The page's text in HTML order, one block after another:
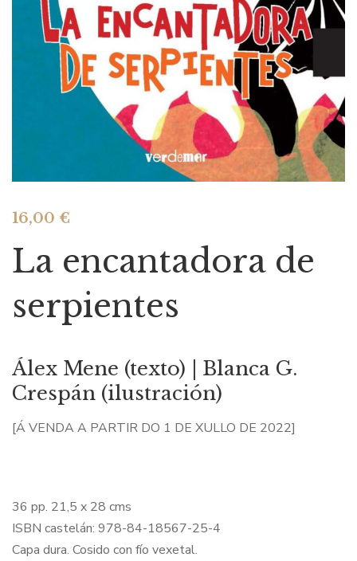
16,00 €
La encantadora de
serpientes
Álex Mene (texto) | Blanca G.
Crespán (ilustración)
[Á VENDA A PARTIR DO 1 DE XULLO DE 2022]
36 pp. 21,5 x 28 cms
ISBN castelán: 978-84-18567-25-4
Capa dura. Cosido con fío vexetal.